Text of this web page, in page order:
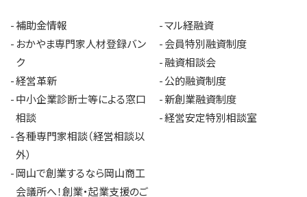
補助金情報
おかやま専門家人材登録バン
ク
経営革新
中小企業診断士等による窓口
相談
各種専門家相談（経営相談以
外）
岡山で創業するなら岡山商工
会議所へ！創業・起業支援のご
マル経融資
会員特別融資制度
融資相談会
公的融資制度
新創業融資制度
経営安定特別相談室